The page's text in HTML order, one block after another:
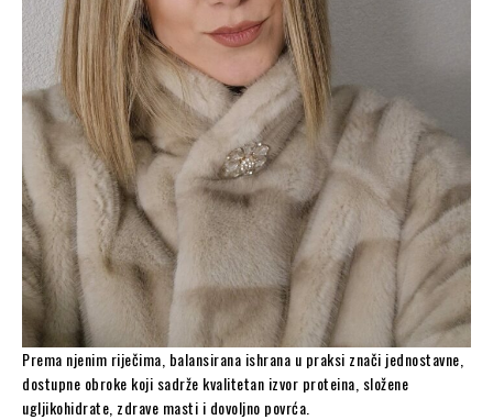
Prema njenim riječima, balansirana ishrana u praksi znači jednostavne,
dostupne obroke koji sadrže kvalitetan izvor proteina, složene
ugljikohidrate, zdrave masti i dovoljno povrća.